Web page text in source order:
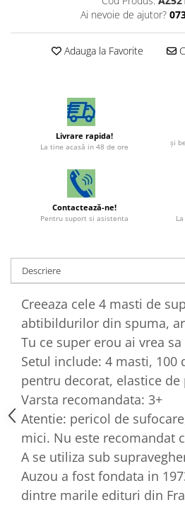
Ai nevoie de ajutor?
Adauga la Favorite
Livrare rapida!
La tine acasă in 48 de ore
şi
Contactează-ne!
Pentru suport si asistenta
Descriere
Creeaza cele 4 masti de
abtibildurilor din spuma,
Tu ce super erou ai vrea sa
Setul include: 4 masti, 100
pentru decorat, elastice de
Varsta recomandata: 3+
Atentie: pericol de
mici. Nu este recomandat
A se utiliza sub
Auzou a fost fondata in
dintre marile edituri din